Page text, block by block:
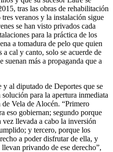
tras las obras de rehabilitación
veranos y la instalación sigue
se han visto privados cada
para la práctica de los
a tomadura de pelo que quien
cal y canto, solo se acuerde de
suenan más a propaganda que a
al diputado de Deportes que se
para la apertura inmediata
de Vela de Alocén. “Primero
eso gobiernan; segundo porque
llevada a cabo la inversión
y tercero, porque los
a poder disfrutar de ella, y
privando de ese derecho”,